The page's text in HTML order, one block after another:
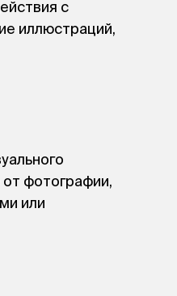
с
иллюстраций,
от фотографии,
или